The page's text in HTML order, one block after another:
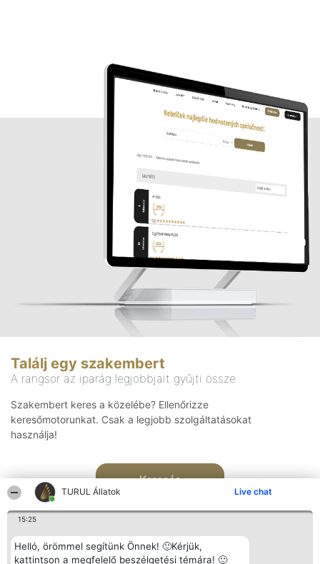
TURUL Állatok Live chat
15:25
Helló, örömmel segítünk Önnek! 🙂Kérjük,
kattintson a megfelelő beszélgetési témára! 🙂
Találj egy szakembert
A rangsor az iparág legjobbjait gyűjti össze
Szakembert keres a közelébe? Ellenőrizze
keresőmotorunkat. Csak a legjobb szolgáltatásokat
használja!
Keresés